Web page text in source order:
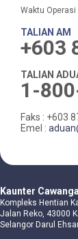
Waktu Operasi
TALIAN AM
+603
TALIAN
1-
Faks : +603
Emel :
Kaunter
Kompleks Hentian
Jalan Reko, 43000
Selangor Darul